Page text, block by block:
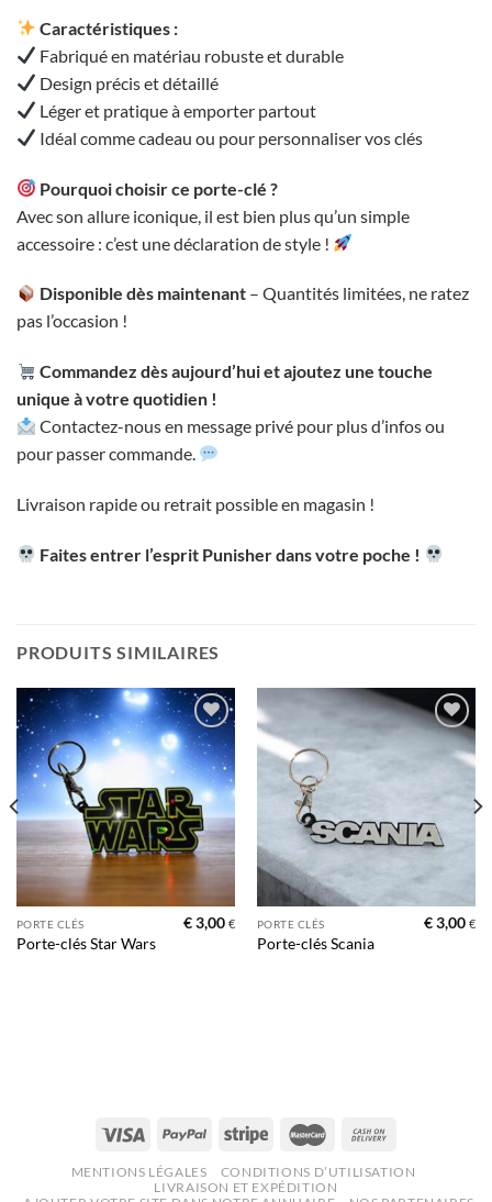
Caractéristiques :
Fabriqué en matériau robuste et durable
Design précis et détaillé
Léger et pratique à emporter partout
Idéal comme cadeau ou pour personnaliser vos clés
Pourquoi choisir ce porte-clé ?
Avec son allure iconique, il est bien plus qu’un simple
accessoire : c’est une déclaration de style !
Disponible dès maintenant – Quantités limitées, ne ratez
pas l’occasion !
Commandez dès aujourd’hui et ajoutez une touche
unique à votre quotidien !
Contactez-nous en message privé pour plus d’infos ou
pour passer commande.
Livraison rapide ou retrait possible en magasin !
Faites entrer l’esprit Punisher dans votre poche !
PRODUITS SIMILAIRES
Ajouter
à la liste
d’envies
PORTE CLÉS
Porte-clés Star Wars
€3,00 €
Ajouter
à la liste
PORTE CLÉS
Porte-clés Scania
€3,00 €
MENTIONS LÉGALES
CONDITIONS D’UTILISATION
LIVRAISON ET EXPÉDITION